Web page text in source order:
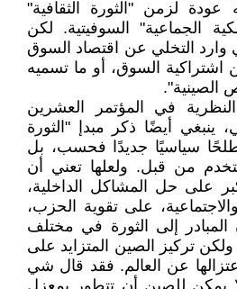
لزمن "الثورة الثقافية"
الجماعية" السوفيتية. لكن
وارد التخلي عن اقتصاد السوق
اشتراكية السوق، أو ما تسميه
الصينية".
في المؤتمر العشرين
ينبغي أيضًا ذكر مبدإ "الثورة
سياسيًا جديدًا فحسب، بل
من قبل. ولعلها تعني أن
على حل المشاكل الداخلية،
على تقوية الحزب،
إلى الثورة في مختلف
ولكن تركيز الصين المتزايد على
اعتزالها عن العالم. فقد قال شي